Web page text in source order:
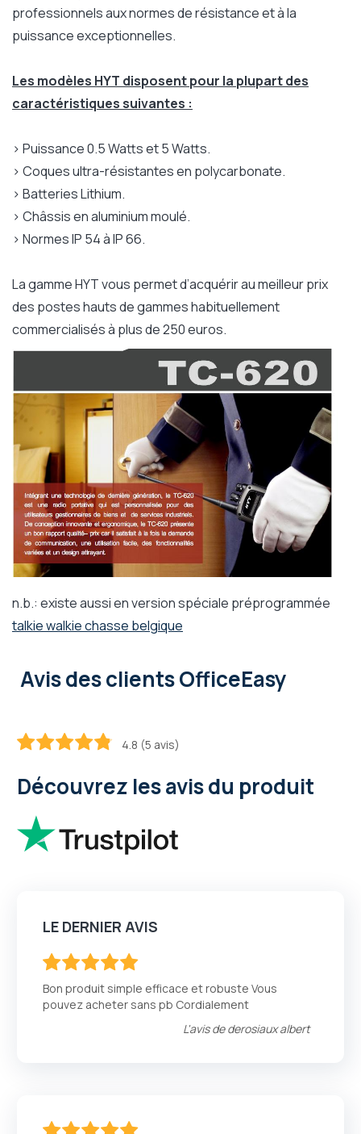
professionnels aux normes de résistance et à la
puissance exceptionnelles.
Les modèles HYT disposent pour la plupart des
caractéristiques suivantes :
> Puissance 0.5 Watts et 5 Watts.
> Coques ultra-résistantes en polycarbonate.
> Batteries Lithium.
> Châssis en aluminium moulé.
> Normes IP 54 à IP 66.
La gamme HYT vous permet d’acquérir au meilleur prix
des postes hauts de gammes habituellement
commercialisés à plus de 250 euros.
n.b.: existe aussi en version spéciale préprogrammée
talkie walkie chasse belgique
Avis des clients OfficeEasy
4.8 (5 avis)
Découvrez les avis du produit
LE DERNIER AVIS
Bon produit simple efficace et robuste Vous
pouvez acheter sans pb Cordialement
L'avis dederosiaux albert